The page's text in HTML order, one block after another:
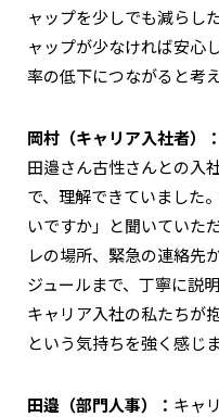
ャップを少しでも減らし
ャップが少なければ安心
率の低下につながると考
岡村（キャリア入社者）：
田邉さん古性さんとの入
で、理解できていました
いですか」と聞いていた
レの場所、緊急の連絡先
ジュールまで、丁寧に説
キャリア入社の私たちが
という気持ちを強く感じ
田邉（部門人事）： キャ